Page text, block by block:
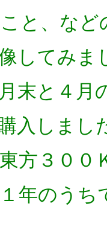
と、な
してみま
と４月
入しまし
３００
年のう